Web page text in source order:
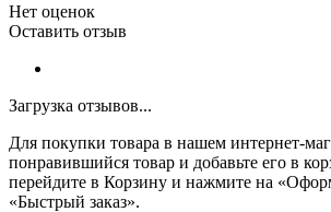
Нет оценок
Оставить отзыв
Загрузка отзывов...
Для покупки товара в нашем интернет-
понравившийся товар и добавьте его в
перейдите в Корзину и нажмите на
«Быстрый заказ».